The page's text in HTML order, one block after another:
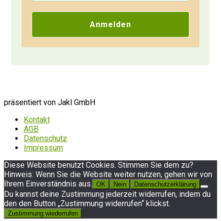
sich selbst immer zurück.
Der Kunde will einen kurzfristigen Termin:
Dieser wird in den vollen Kalender
trotz schlechtem Gewissen. Der Kunde will
plötzlich einen Workshop auf Englisch,
obwohl man sich da nicht sattelfest fühlt:
Dann lernt man halt Vokabeln mit dem
unguten Bauchgefühl, dass man das
eigentlich so nicht machen wollte.
Wenn es uns nicht gut geht, können wir auch
keine gute Arbeit leisten (langfristig). Auch
Anmelden
präsentiert von Jakl GmbH
Kontakt
AGB
Datenschutz
Impressum
Diese Website benutzt Cookies. Stimmen Sie dem zu?
Hinweis: Wenn Sie die Website weiter nutzen, gehen wir von
Ihrem Einverständnis aus. OK Nein Datenschutzerklärung
Du kannst deine Zustimmung jederzeit widerrufen, indem du
den den Button „Zustimmung widerrufen“ klickst.
Zustimmung wiederrufen